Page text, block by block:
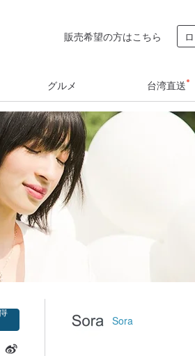
販売希望の方はこちら
グルメ 台湾直送
Sora